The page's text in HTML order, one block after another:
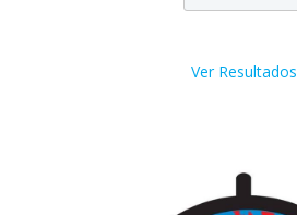
Ver Resultados